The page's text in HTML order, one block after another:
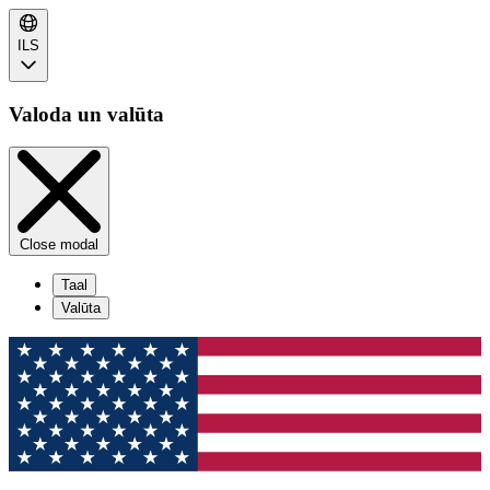
ILS
Valoda un valūta
Close modal
Taal
Valūta